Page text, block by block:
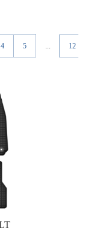
4 5 ... 12